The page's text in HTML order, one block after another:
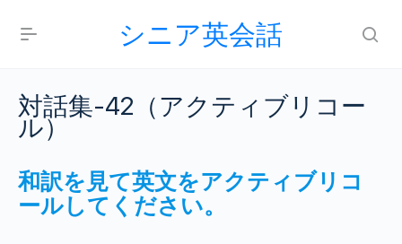
シニア英会話
対話集-42（アクティブリコー
ル）
和訳を見て英文をアクティブリコ
ールしてください。